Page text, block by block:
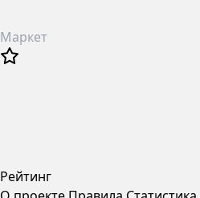
Маркет
Рейтинг